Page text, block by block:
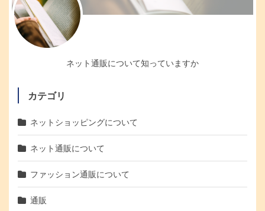
ネット通販について知っていますか
カテゴリ
ネットショッピングについて
ネット通販について
ファッション通販について
通販